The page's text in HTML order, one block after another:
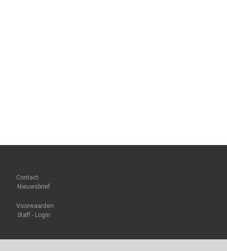
Contact
Nieuwsbrief
Voorwaarden
Staff - Login